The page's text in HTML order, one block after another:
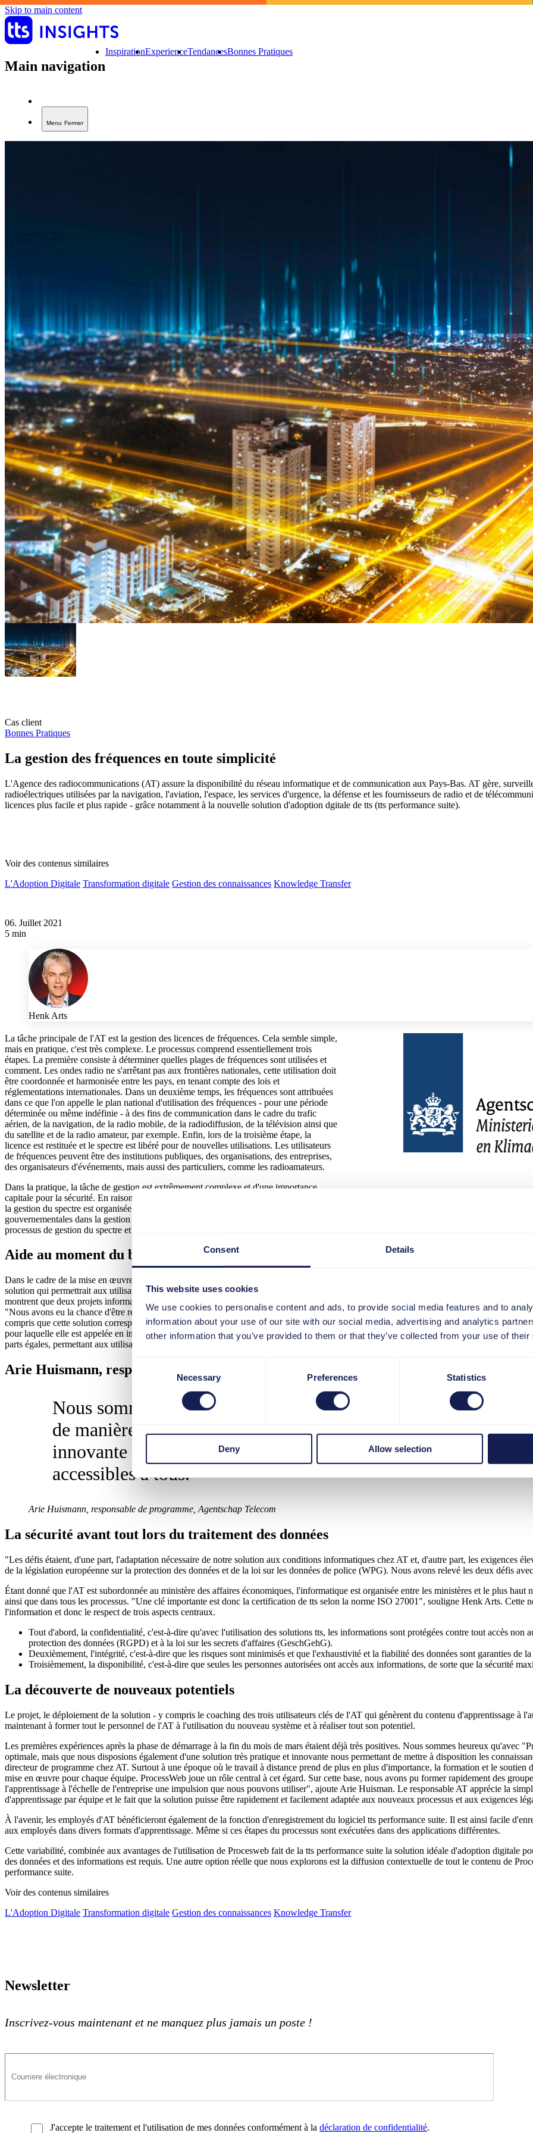
Consent Details
This website uses cookies
We use cookies to personalise content and ads, to provide social media features and to
information about your use of our site with our social media, advertising and analytics
other information that you’ve provided to them or that they’ve collected from your use of
Necessary Preferences Statistics
Deny Allow selection
Skip to main content
Main navigation
InspirationExperienceTendancesBonnes Pratiques
Menu Fermer
Cas client
Bonnes Pratiques
La gestion des fréquences en toute simplicité
L'Agence des radiocommunications (AT) assure la disponibilité du réseau informatique et de communication aux Pays-Bas. AT gère,
radioélectriques utilisées par la navigation, l'aviation, l'espace, les services d'urgence, la défense et les fournisseurs de radio et de
licences plus facile et plus rapide - grâce notamment à la nouvelle solution d'adoption dgitale de tts (tts performance suite).
Voir des contenus similaires
L'Adoption Digitale Transformation digitale Gestion des connaissances Knowledge Transfer
06. Juillet 2021
5 min
Henk Arts
La tâche principale de l'AT est la gestion des licences de fréquences. Cela semble simple,
mais en pratique, c'est très complexe. Le processus comprend essentiellement trois
étapes. La première consiste à déterminer quelles plages de fréquences sont utilisées et
comment. Les ondes radio ne s'arrêtant pas aux frontières nationales, cette utilisation doit
être coordonnée et harmonisée entre les pays, en tenant compte des lois et
réglementations internationales. Dans un deuxième temps, les fréquences sont attribuées
dans ce que l'on appelle le plan national d'utilisation des fréquences - pour une période
déterminée ou même indéfinie - à des fins de communication dans le cadre du trafic
aérien, de la navigation, de la radio mobile, de la radiodiffusion, de la télévision ainsi que
du satellite et de la radio amateur, par exemple. Enfin, lors de la troisième étape, la
licence est restituée et le spectre est libéré pour de nouvelles utilisations. Les utilisateurs
de fréquences peuvent être des institutions publiques, des organisations, des entreprises,
des organisateurs d'événements, mais aussi des particuliers, comme les radioamateurs.
Dans la pratique, la tâche de gestion est extrêmement complexe et d'une importance
capitale pour la sécurité. En raison de l'ampleur et de la dimension politique de la tâche,
la gestion du spectre est organisée comme une question de souveraineté dans presque tous les pays - y compris les Pays-Bas. Cela
gouvernementales dans la gestion du spectre. C'est pourquoi les responsables de l'AT ont décidé de mettre en œuvre une solution basée
processus de gestion du spectre et permet aux équipes de l'AT de réagir de manière flexible et rapide aux nouvelles lois et réglementations.
Aide au moment du besoin
Dans le cadre de la mise en œuvre, tous les processus ont d'abord été simplifiés. Les erreurs dans l'attribution des fréquences doivent être
solution qui permettrait aux utilisateurs d'apprendre les nouveaux processus aussi rapidement que possible et qui les aiderait exactement
montrent que deux projets informatiques sur trois échouent en raison de la complexité des outils, d'un manque de convivialité et, par
"Nous avons eu la chance d'être recommandés par une société de gestion du changement qui travaille également pour AT, et après avoir
compris que cette solution correspondait parfaitement au besoin d’AT", explique Henk Arts, Country Manager tts. En effet, la solution tts ne
pour laquelle elle est appelée en interne "ProcesWeb", mais elle leur fournit également des solutions d'apprentissage en ligne complètes; en
parts égales, permettant aux utilisateurs de transférer le savoir-faire de manière optimale.
Arie Huismann, responsable de programme, Agentschap Telecom
Nous sommes heureux qu'avec "Procesweb", non seulement
de manière optimale, mais que nous disposions également
innovante nous permettant de mettre à disposition les
accessibles à tous.
Arie Huismann, responsable de programme, Agentschap Telecom
La sécurité avant tout lors du traitement des données
"Les défis étaient, d'une part, l'adaptation nécessaire de notre solution aux conditions informatiques chez AT et, d'autre part, les exigences
de la législation européenne sur la protection des données et de la loi sur les données de police (WPG). Nous avons relevé les deux défis
Étant donné que l'AT est subordonnée au ministère des affaires économiques, l'informatique est organisée entre les ministères et le plus haut
ainsi que dans tous les processus. "Une clé importante est donc la certification de tts selon la norme ISO 27001", souligne Henk Arts. Cette
l'information et donc le respect de trois aspects centraux.
Tout d'abord, la confidentialité, c'est-à-dire qu'avec l'utilisation des solutions tts, les informations sont protégées contre tout accès non
protection des données (RGPD) et à la loi sur les secrets d'affaires (GeschGehG).
Deuxièmement, l'intégrité, c'est-à-dire que les risques sont minimisés et que l'exhaustivité et la fiabilité des données sont garanties de
Troisièmement, la disponibilité, c'est-à-dire que seules les personnes autorisées ont accès aux informations, de sorte que la sécurité
La découverte de nouveaux potentiels
Le projet, le déploiement de la solution - y compris le coaching des trois utilisateurs clés de l'AT qui génèrent du contenu d'apprentissage à
maintenant à former tout le personnel de l'AT à l'utilisation du nouveau système et à réaliser tout son potentiel.
Les premières expériences après la phase de démarrage à la fin du mois de mars étaient déjà très positives. Nous sommes heureux qu'avec
optimale, mais que nous disposions également d'une solution très pratique et innovante nous permettant de mettre à disposition les
directeur de programme chez AT. Surtout à une époque où le travail à distance prend de plus en plus d'importance, la formation et le
mise en œuvre pour chaque équipe. ProcessWeb joue un rôle central à cet égard. Sur cette base, nous avons pu former rapidement des
l'apprentissage à l'échelle de l'entreprise une impulsion que nous pouvons utiliser", ajoute Arie Huisman. Le responsable AT apprécie la
d'apprentissage par équipe et le fait que la solution puisse être rapidement et facilement adaptée aux nouveaux processus et aux exigences
À l'avenir, les employés d'AT bénéficieront également de la fonction d'enregistrement du logiciel tts performance suite. Il est ainsi facile
aux employés dans divers formats d'apprentissage. Même si ces étapes du processus sont exécutées dans des applications différentes.
Cette variabilité, combinée aux avantages de l'utilisation de Procesweb fait de la tts performance suite la solution idéale d'adoption digitale
des données et des informations est requis. Une autre option réelle que nous explorons est la diffusion contextuelle de tout le contenu de
performance suite.
Voir des contenus similaires
L'Adoption Digitale Transformation digitale Gestion des connaissances Knowledge Transfer
Newsletter
Inscrivez-vous maintenant et ne manquez plus jamais un poste !
J'accepte le traitement et l'utilisation de mes données conformément à la déclaration de confidentialité.